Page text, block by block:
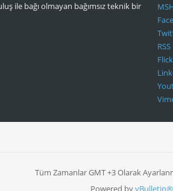
ile bağı olmayan bağımsız teknik bir
RSS
Tüm Zamanlar GMT +3 Olarak
Powered byvBulletin®